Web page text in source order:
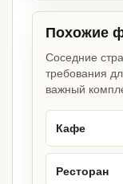
Похожие
Соседние
требования
важный
Кафе
Ресторан